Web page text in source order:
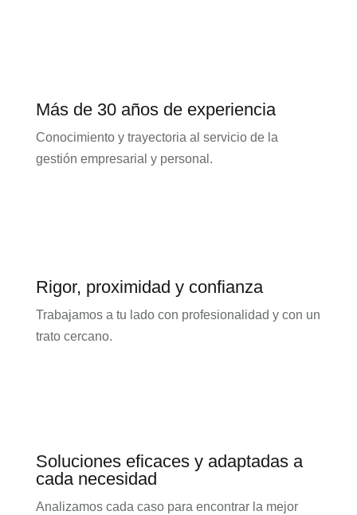
Más de 30 años de experiencia
Conocimiento y trayectoria al servicio de la
gestión empresarial y personal.
Rigor, proximidad y confianza
Trabajamos a tu lado con profesionalidad y con un
trato cercano.
Soluciones eficaces y adaptadas a
cada necesidad
Analizamos cada caso para encontrar la mejor